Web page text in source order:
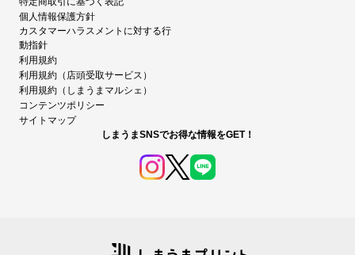
個人情報保護方針
カスタマーハラスメントに対する行
動指針
利用規約
利用規約（店頭受取サービス）
利用規約（しまうまマルシェ）
コンテンツポリシー
サイトマップ
しまうまSNSでお得な情報をGET！